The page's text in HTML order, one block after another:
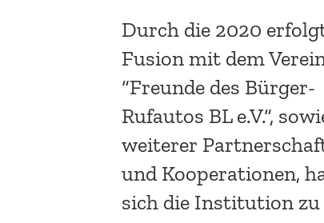
Durch die 2020
Fusion mit dem
“Freunde des Bürger-
Rufautos BL e.V.“,
weiterer
und Kooperationen,
sich die Institution zu